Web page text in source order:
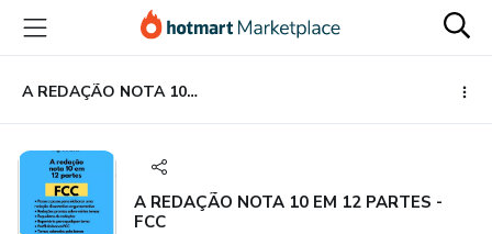
para
conteúdo
principal
para
pagamento
para
rodapé
A REDAÇÃO NOTA 10 EM 12 PARTES - FCC
A REDAÇÃO NOTA 10 EM 12 PARTES -
FCC